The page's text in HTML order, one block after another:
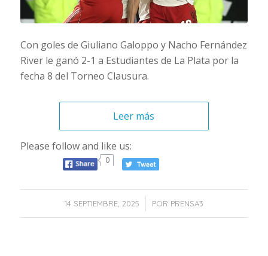
Con goles de Giuliano Galoppo y Nacho Fernández
River le ganó 2-1 a Estudiantes de La Plata por la
fecha 8 del Torneo Clausura.
Leer más
Please follow and like us:
0
14 SEPTIEMBRE, 2025
/ POR PRENSA3